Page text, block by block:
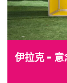
伊拉克 - 意